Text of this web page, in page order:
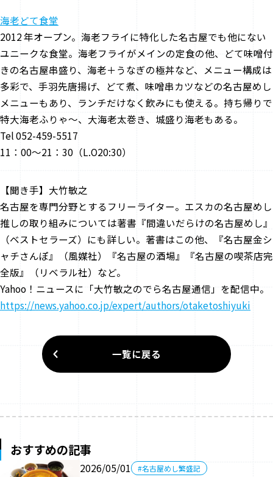
海老どて食堂
2012 年オープン。海老フライに特化した名古屋でも他にない
ユニークな食堂。海老フライがメインの定食の他、どて味噌付
きの名古屋串盛り、海老＋うなぎの極丼など、メニュー構成は
多彩で、手羽先唐揚げ、どて煮、味噌串カツなどの名古屋めし
メニューもあり、ランチだけなく飲みにも使える。持ち帰りで
特大海老ふりゃ～、大海老太巻き、城盛り海老もある。
Tel 052-459-5517
11：00～21：30（L.O20:30）
【聞き手】大竹敏之
名古屋を専門分野とするフリーライター。エスカの名古屋めし
推しの取り組みについては著書『間違いだらけの名古屋めし』
（ベストセラーズ）にも詳しい。著書はこの他、『名古屋金シ
ャチさんぽ』（風媒社）『名古屋の酒場』『名古屋の喫茶店完
全版』（リベラル社）など。
Yahoo！ニュースに「大竹敏之のでら名古屋通信」を配信中。
https://news.yahoo.co.jp/expert/authors/otaketoshiyuki
一覧に戻る
おすすめの記事
2026/05/01 #名古屋めし繁盛記